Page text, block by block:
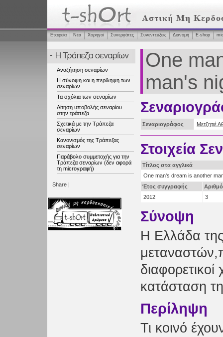
Εταιρεία Νέα Χορηγοί Συνεργάτες Συνεντεύξεις Διανομή Ε-shop
Αναζήτηση σεναρίων
Η σύνοψη και η περίληψη των
σεναρίων
Τα σχόλια των σεναρίων
Αίτηση υποβολής σεναρίου
στην τράπεζα
Σχετικά με την Τράπεζα
σεναρίων
Κανονισμός της Τράπεζας
σεναρίων
Παράβολο συμμετοχής για την
Τράπεζα σεναρίων (δεν αφορά
τη microγραφή)
Share |
One
man's
Σεναριογράφος Μετζητιέ
Στοιχεία
Τίτλος στα αγγλικά
One man's dream is another
Έτος συγγραφής
2012
3
Σύνοψη
Η Ελλάδα
κατάσταση
Περίληψη
Τι κοινό